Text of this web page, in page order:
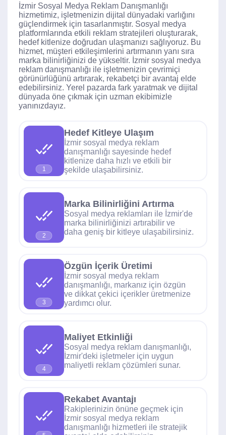
İzmir Sosyal Medya Reklam Danışmanlığı
hizmetimiz, işletmenizin dijital dünyadaki varlığını
güçlendirmek için tasarlanmıştır. Sosyal medya
platformlarında etkili reklam stratejileri oluşturarak,
hedef kitlenize doğrudan ulaşmanızı sağlıyoruz. Bu
hizmet, müşteri etkileşimlerini artırmanın yanı sıra
marka bilinirliğinizi de yükseltir. İzmir sosyal medya
reklam danışmanlığı ile işletmenizin çevrimiçi
görünürlüğünü artırarak, rekabetçi bir avantaj elde
edebilirsiniz. Yerel pazarda fark yaratmak ve dijital
dünyada öne çıkmak için uzman ekibimizle
yanınızdayız.
1
Hedef Kitleye Ulaşım
İzmir sosyal medya reklam
danışmanlığı sayesinde hedef
kitlenize daha hızlı ve etkili bir
şekilde ulaşabilirsiniz.
2
Marka Bilinirliğini Artırma
Sosyal medya reklamları ile İzmir'de
marka bilinirliğinizi artırabilir ve
daha geniş bir kitleye ulaşabilirsiniz.
3
Özgün İçerik Üretimi
İzmir sosyal medya reklam
danışmanlığı, markanız için özgün
ve dikkat çekici içerikler üretmenize
yardımcı olur.
4
Maliyet Etkinliği
Sosyal medya reklam danışmanlığı,
İzmir'deki işletmeler için uygun
maliyetli reklam çözümleri sunar.
Rekabet Avantajı
Rakiplerinizin önüne geçmek için
İzmir sosyal medya reklam
danışmanlığı hizmetleri ile stratejik